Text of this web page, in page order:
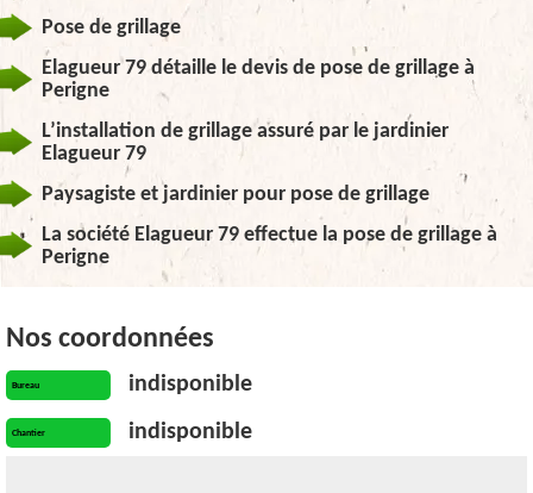
Pose de grillage
Elagueur 79 détaille le devis de pose de grillage à
Perigne
L’installation de grillage assuré par le jardinier
Elagueur 79
Paysagiste et jardinier pour pose de grillage
La société Elagueur 79 effectue la pose de grillage à
Perigne
Nos coordonnées
Bureau indisponible
Chantier indisponible